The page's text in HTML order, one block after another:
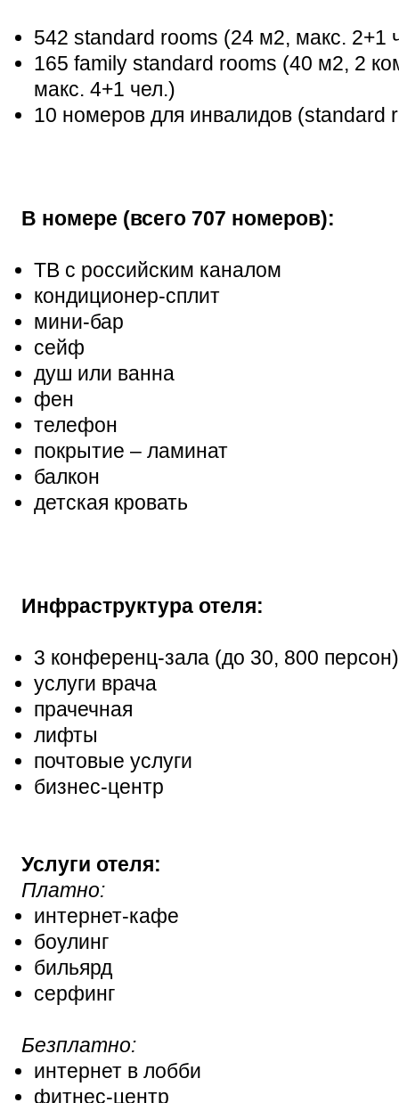
542 standard rooms (24 м2, макс. 2+1
165 family standard rooms (40 м2, 2
макс. 4+1 чел.)
10 номеров для инвалидов (standard
В номере (всего 707 номеров):
ТВ с российским каналом
кондиционер-сплит
мини-бар
сейф
душ или ванна
фен
телефон
покрытие – ламинат
балкон
детская кровать
Инфраструктура отеля:
3 конференц-зала (до 30, 800 персон)
услуги врача
прачечная
лифты
почтовые услуги
бизнес-центр
Услуги отеля:
Платно:
интернет-кафе
боулинг
бильярд
серфинг
Безплатно:
интернет в лобби
фитнес-центр